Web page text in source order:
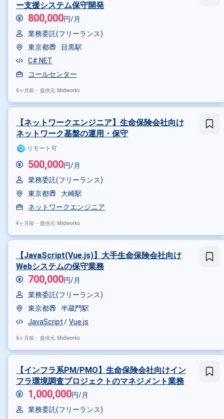
ー支援システム保守開発
800,000円/月
業務委託(フリーランス)
東京都
目黒駅
C#.NET
コールセンター
6ヶ月前・ 提供元: Midworks
【ネットワークエンジニア】生命保険会社向け
ネットワーク基盤の運用・保守
リモート可
500,000円/月
業務委託(フリーランス)
東京都
大崎駅
ネットワークエンジニア
4ヶ月前・ 提供元: Midworks
【JavaScript(Vue.js)】大手生命保険会社向け
Webシステムの保守業務
700,000円/月
業務委託(フリーランス)
東京都
半蔵門駅
JavaScript
Vue.js
6ヶ月前・ 提供元: Midworks
【インフラ系PM/PMO】生命保険会社向けイン
フラ環境調査プロジェクトのマネジメント業務
1,000,000円/月
業務委託(フリーランス)